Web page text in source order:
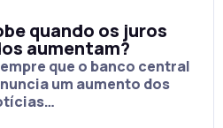
quando os juros
aumentam?
que o banco central
um aumento dos